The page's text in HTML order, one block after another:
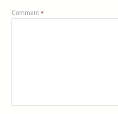
Comment *